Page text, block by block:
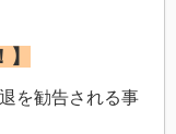
を勧告される事